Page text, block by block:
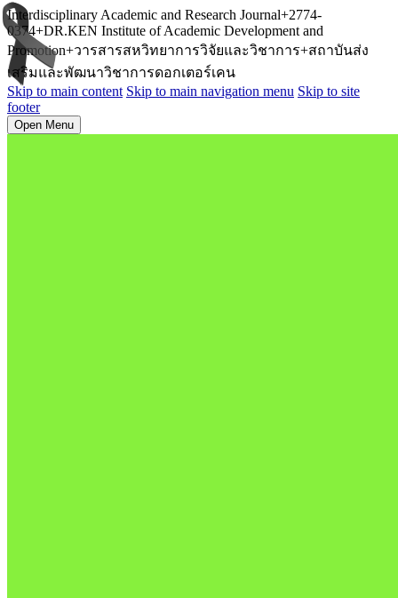
Interdisciplinary Academic and Research Journal+2774-
0374+DR.KEN Institute of Academic Development and
Promotion+วารสารสหวิทยาการวิจัยและวิชาการ+สถาบันส่ง
เสริมและพัฒนาวิชาการดอกเตอร์เคน
Skip to main content Skip to main navigation menu Skip to site
footer
Open Menu